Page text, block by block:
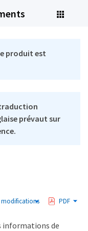
produit est
prévaut sur
modifications PDF
informations de